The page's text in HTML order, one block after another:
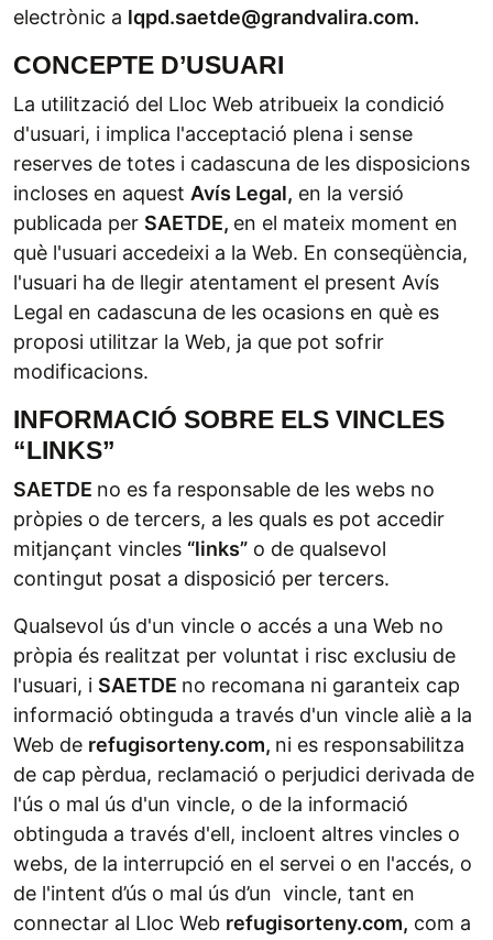
electrònic a lqpd.saetde@grandvalira.com.
CONCEPTE D’USUARI
La utilització del Lloc Web atribueix la condició
d'usuari, i implica l'acceptació plena i sense
reserves de totes i cadascuna de les disposicions
incloses en aquest Avís Legal, en la versió
publicada per SAETDE, en el mateix moment en
què l'usuari accedeixi a la Web. En conseqüència,
l'usuari ha de llegir atentament el present Avís
Legal en cadascuna de les ocasions en què es
proposi utilitzar la Web, ja que pot sofrir
modificacions.
INFORMACIÓ SOBRE ELS VINCLES
“LINKS”
SAETDE no es fa responsable de les webs no
pròpies o de tercers, a les quals es pot accedir
mitjançant vincles “links” o de qualsevol
contingut posat a disposició per tercers.
Qualsevol ús d'un vincle o accés a una Web no
pròpia és realitzat per voluntat i risc exclusiu de
l'usuari, i SAETDE no recomana ni garanteix cap
informació obtinguda a través d'un vincle aliè a la
Web de refugisorteny.com, ni es responsabilitza
de cap pèrdua, reclamació o perjudici derivada de
l'ús o mal ús d'un vincle, o de la informació
obtinguda a través d'ell, incloent altres vincles o
webs, de la interrupció en el servei o en l'accés, o
de l'intent d’ús o mal ús d’un vincle, tant en
connectar al Lloc Web refugisorteny.com, com a